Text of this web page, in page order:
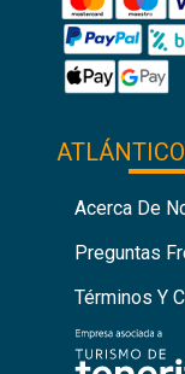
ATLÁNTICO
Acerca De
Preguntas
Términos Y